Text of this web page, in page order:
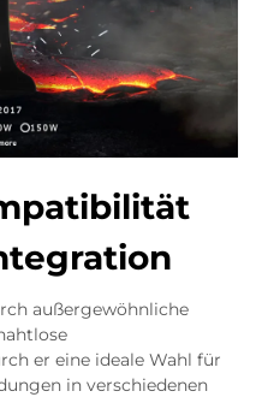
außergewöhnliche
er eine ideale Wahl für
in verschiedenen